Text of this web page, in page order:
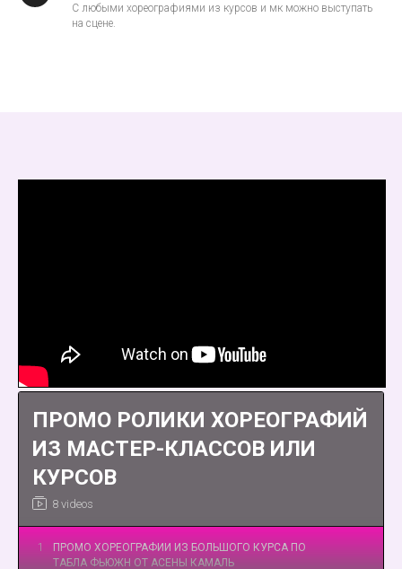
С любыми хореографиями из курсов и мк можно выступать
на сцене.
ПРОМО РОЛИКИ ХОРЕОГРАФИЙ
ИЗ МАСТЕР-КЛАССОВ ИЛИ
КУРСОВ
8 videos
1
ПРОМО ХОРЕОГРАФИИ ИЗ БОЛЬШОГО КУРСА ПО
ТАБЛА ФЬЮЖН ОТ АСЕНЫ КАМАЛЬ